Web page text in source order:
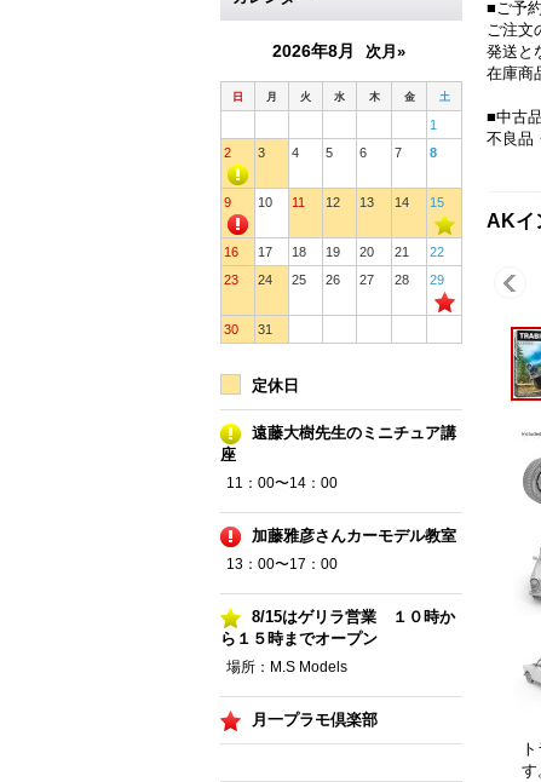
2026年8月 次月»
日 月 火 水 木 金 土
1
2
3 4 5 6 7 8
9 10 11 12 13 14 15
16 17 18 19 20 21
22
23
24 25 26 27 28 29
30 31
定休日
遠藤大樹先生のミニチュア講
座
11：00〜14：00
加藤雅彦さんカーモデル教室
13：00〜17：00
8/15はゲリラ営業 １０時か
ら１５時までオープン
場所：M.S Models
月一プラモ倶楽部
■ご予
ご注文
発送と
在庫商
■中古
不良品
AKイ
す